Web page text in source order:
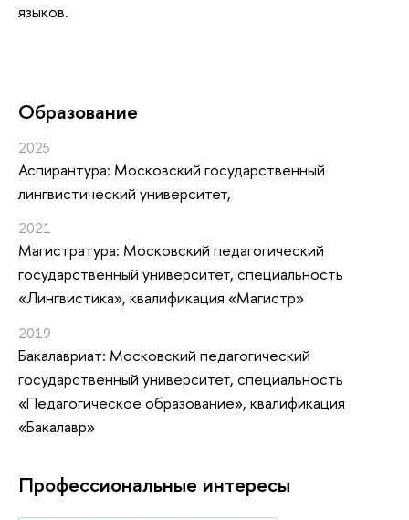
языков.
Oбразование
2025
Аспирантура: Московский государственный
лингвистический университет,
2021
Магистратура: Московский педагогический
государственный университет, специальность
«Лингвистика», квалификация «Магистр»
2019
Бакалавриат: Московский педагогический
государственный университет, специальность
«Педагогическое образование», квалификация
«Бакалавр»
Профессиональные интересы